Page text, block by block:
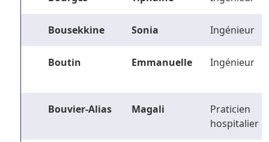
Bousekkine Sonia Ingénieur
Boutin Emmanuelle Ingénieur
Bouvier-Alias Magali
Praticien
hospitalier